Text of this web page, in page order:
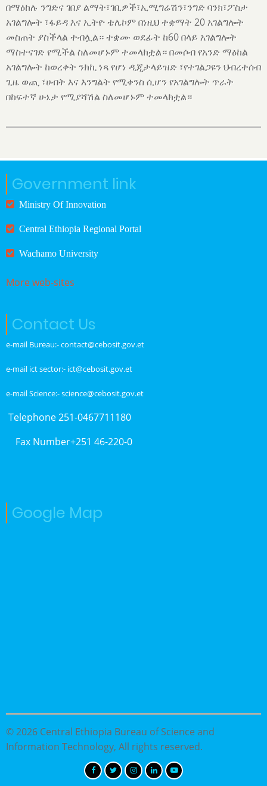
በማዕከሉ ንግድና ገበያ ልማት፣ገቢዎች፣ኢሚግሬሽን፣ንግድ ባንክ፣ፖስታ
አገልግሎት ፣ፋይዳ እና ኢትዮ ቴሌኮም በነዚህ ተቋማት 20 አገልግሎት
መስጠት ያስችላል ተብሏል። ተቋሙ ወደፊት ከ60 በላይ አገልግሎት
ማስተናገድ የሚችል ስለመሆኑም ተመላክቷል። በመሶብ የአንድ ማዕከል
አገልግሎት ከወረቀት ንክኪ ነጻ የሆነ ዲጂታላይዝድ ፣የተገልጋዩን ህብረተሰብ
ጊዜ ወጪ ፣ሀብት እና እንግልት የሚቀንስ ሲሆን የአገልግሎት ጥራት
በከፍተኛ ሁኔታ የሚያሻሽል ስለመሆኑም ተመላክቷል።
Government link
Ministry Of Innovation
Central Ethiopia Regional Portal
Wachamo University
More web-sites
Contact Us
e-mail Bureau:- contact@cebosit.gov.et
e-mail ict sector:- ict@cebosit.gov.et
e-mail Science:- science@cebosit.gov.et
Telephone 251-0467711180
Fax Number+251 46-220-0
Google Map
© 2026 Central Ethiopia Bureau of Science and
Information Technology, All rights reserved.